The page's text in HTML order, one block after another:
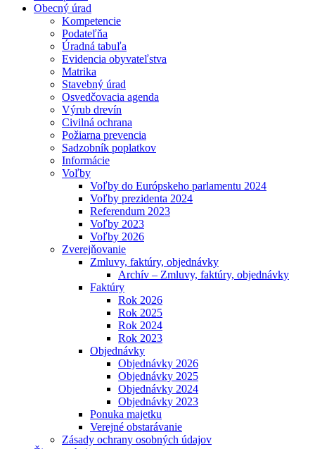
Obecný úrad
Kompetencie
Podateľňa
Úradná tabuľa
Evidencia obyvateľstva
Matrika
Stavebný úrad
Osvedčovacia agenda
Výrub drevín
Civilná ochrana
Požiarna prevencia
Sadzobník poplatkov
Informácie
Voľby
Voľby do Európskeho parlamentu 2024
Voľby prezidenta 2024
Referendum 2023
Voľby 2023
Voľby 2026
Zverejňovanie
Zmluvy, faktúry, objednávky
Archív – Zmluvy, faktúry, objednávky
Faktúry
Rok 2026
Rok 2025
Rok 2024
Rok 2023
Objednávky
Objednávky 2026
Objednávky 2025
Objednávky 2024
Objednávky 2023
Ponuka majetku
Verejné obstarávanie
Zásady ochrany osobných údajov